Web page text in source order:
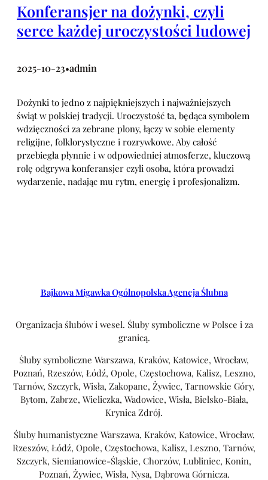
Konferansjer na dożynki, czyli
serce każdej uroczystości ludowej
2025-10-23•admin
Dożynki to jedno z najpiękniejszych i najważniejszych
świąt w polskiej tradycji. Uroczystość ta, będąca symbolem
wdzięczności za zebrane plony, łączy w sobie elementy
religijne, folklorystyczne i rozrywkowe. Aby całość
przebiegła płynnie i w odpowiedniej atmosferze, kluczową
rolę odgrywa konferansjer czyli osoba, która prowadzi
wydarzenie, nadając mu rytm, energię i profesjonalizm.
Bajkowa Migawka Ogólnopolska Agencja Ślubna
Organizacja ślubów i wesel. Śluby symboliczne w Polsce i za
granicą.
Śluby symboliczne Warszawa, Kraków, Katowice, Wrocław,
Poznań, Rzeszów, Łódź, Opole, Częstochowa, Kalisz, Leszno,
Tarnów, Szczyrk, Wisła, Zakopane, Żywiec, Tarnowskie Góry,
Bytom, Zabrze, Wieliczka, Wadowice, Wisła, Bielsko-Biała,
Krynica Zdrój.
Śluby humanistyczne Warszawa, Kraków, Katowice, Wrocław,
Rzeszów, Łódź, Opole, Częstochowa, Kalisz, Leszno, Tarnów,
Szczyrk, Siemianowice-Śląskie, Chorzów, Lubliniec, Konin,
Poznań, Żywiec, Wisła, Nysa, Dąbrowa Górnicza.